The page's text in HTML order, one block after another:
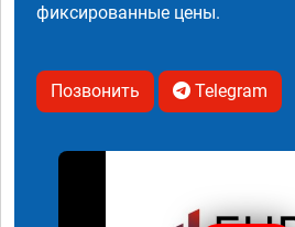
фиксированные цены.
Позвонить Telegram